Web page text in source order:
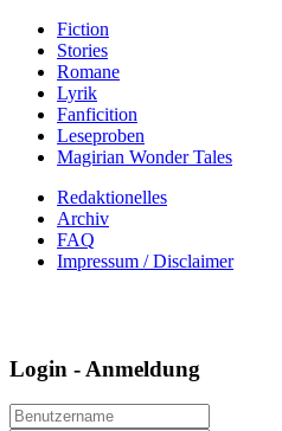
Fiction
Stories
Romane
Lyrik
Fanficition
Leseproben
Magirian Wonder Tales
Redaktionelles
Archiv
FAQ
Impressum / Disclaimer
Login - Anmeldung